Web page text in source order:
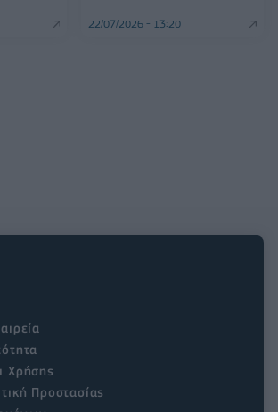
22/07/2026 - 13:20
Χρήσης
Προστασίας